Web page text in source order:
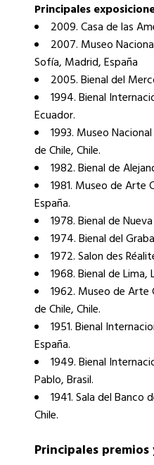
Principales
2009. Casa de las
2007. Museo
Sofía, Madrid, España
2005. Bienal del
1994. Bienal
Ecuador.
1993. Museo
de Chile, Chile.
1982. Bienal de
1981. Museo de Arte
España.
1978. Bienal de
1974. Bienal del
1972. Salon des
1968. Bienal de Lima,
1962. Museo de
de Chile, Chile.
1951. Bienal
España.
1949. Bienal
Pablo, Brasil.
1941. Sala del Banco
Chile.
Principales